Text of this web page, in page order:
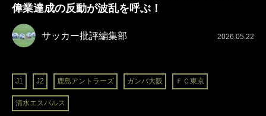
偉業達成の反動が波乱を呼ぶ！
サッカー批評編集部 2026.05.22
J1 J2 鹿島アントラーズ ガンバ大阪 ＦＣ東京
清水エスパルス